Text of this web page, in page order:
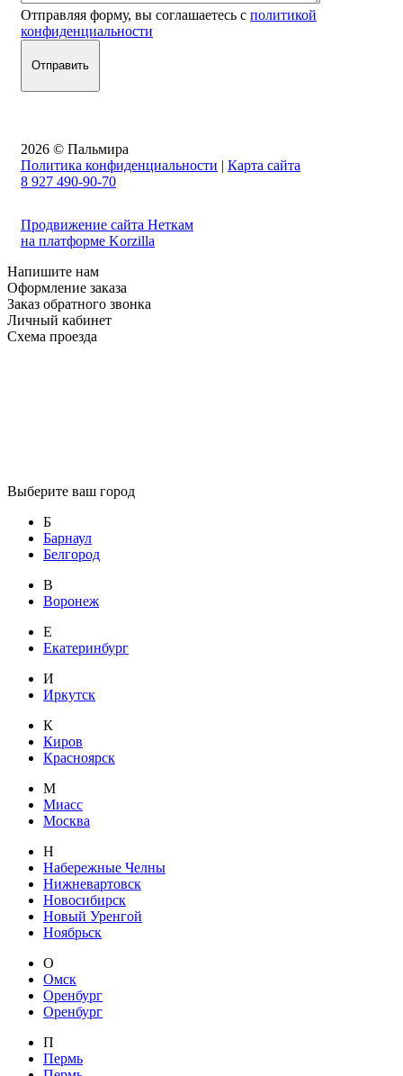
Отправляя форму, вы соглашаетесь с политикой
конфиденциальности
2026 © Пальмира
Политика конфиденциальности | Карта сайта
8 927 490-90-70
Продвижение сайта Неткам
на платформе Korzilla
Напишите нам
Оформление заказа
Заказ обратного звонка
Личный кабинет
Схема проезда
Выберите ваш город
Б
Барнаул
Белгород
В
Воронеж
Е
Екатеринбург
И
Иркутск
К
Киров
Красноярск
М
Миасс
Москва
Н
Набережные Челны
Нижневартовск
Новосибирск
Новый Уренгой
Ноябрьск
О
Омск
Оренбург
Оренбург
П
Пермь